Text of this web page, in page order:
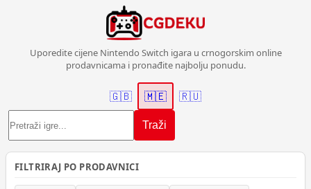
Uporedite cijene Nintendo Switch igara u crnogorskim online
prodavnicama i pronađite najbolju ponudu.
Traži
🇬🇧 🇲🇪 🇷🇺
FILTRIRAJ PO PRODAVNICI